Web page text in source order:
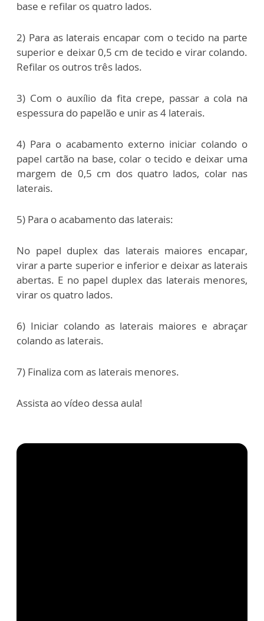
base e refilar os quatro lados.
2) Para as laterais encapar com o tecido na parte
superior e deixar 0,5 cm de tecido e virar colando.
Refilar os outros três lados.
3) Com o auxílio da fita crepe, passar a cola na
espessura do papelão e unir as 4 laterais.
4) Para o acabamento externo iniciar colando o
papel cartão na base, colar o tecido e deixar uma
margem de 0,5 cm dos quatro lados, colar nas
laterais.
5) Para o acabamento das laterais:
No papel duplex das laterais maiores encapar,
virar a parte superior e inferior e deixar as laterais
abertas. E no papel duplex das laterais menores,
virar os quatro lados.
6) Iniciar colando as laterais maiores e abraçar
colando as laterais.
7) Finaliza com as laterais menores.
Assista ao vídeo dessa aula!